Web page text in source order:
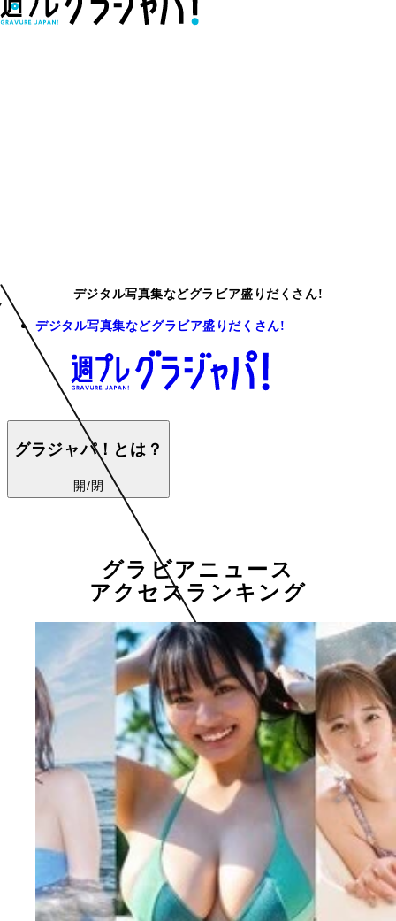
デジタル写真集などグラビア盛りだくさん!
デジタル写真集などグラビア盛りだくさん!
グラジャパ！とは？
開/閉
グラビアニュース
アクセスランキング